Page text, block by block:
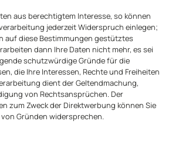
aus berechtigtem Interesse, so können
jederzeit Widerspruch einlegen;
auf diese Bestimmungen gestütztes
dann Ihre Daten nicht mehr, es sei
schutzwürdige Gründe für die
die Ihre Interessen, Rechte und Freiheiten
dient der Geltendmachung,
von Rechtsansprüchen. Der
zum Zweck der Direktwerbung können Sie
Gründen widersprechen.